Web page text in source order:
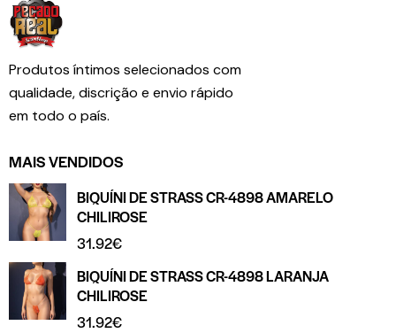
Produtos íntimos selecionados com
qualidade, discrição e envio rápido
em todo o país.
MAIS VENDIDOS
BIQUÍNI DE STRASS CR-4898 AMARELO
CHILIROSE
31.92€
BIQUÍNI DE STRASS CR-4898 LARANJA
CHILIROSE
31.92€